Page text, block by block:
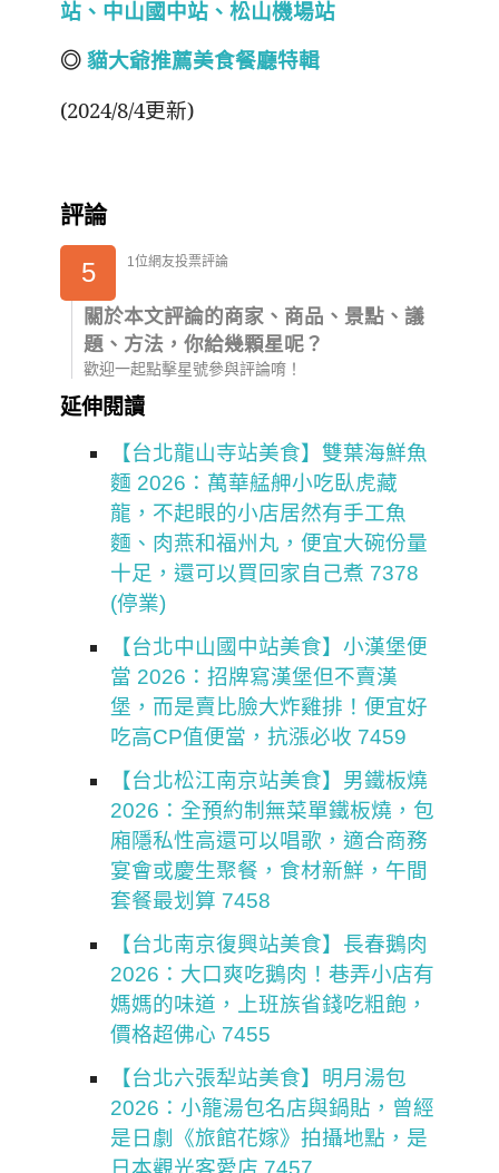
站、中山國中站、松山機場站
◎ 貓大爺推薦美食餐廳特輯
(2024/8/4更新)
評論
5 1位網友投票評論
關於本文評論的商家、商品、景點、議
題、方法，你給幾顆星呢？
歡迎一起點擊星號參與評論唷！
延伸閱讀
【台北龍山寺站美食】雙葉海鮮魚
麵 2026：萬華艋舺小吃臥虎藏
龍，不起眼的小店居然有手工魚
麵、肉燕和福州丸，便宜大碗份量
十足，還可以買回家自己煮 7378
(停業)
【台北中山國中站美食】小漢堡便
當 2026：招牌寫漢堡但不賣漢
堡，而是賣比臉大炸雞排！便宜好
吃高CP值便當，抗漲必收 7459
【台北松江南京站美食】男鐵板燒
2026：全預約制無菜單鐵板燒，包
廂隱私性高還可以唱歌，適合商務
宴會或慶生聚餐，食材新鮮，午間
套餐最划算 7458
【台北南京復興站美食】長春鵝肉
2026：大口爽吃鵝肉！巷弄小店有
媽媽的味道，上班族省錢吃粗飽，
價格超佛心 7455
【台北六張犁站美食】明月湯包
2026：小籠湯包名店與鍋貼，曾經
是日劇《旅館花嫁》拍攝地點，是
日本觀光客愛店 7457